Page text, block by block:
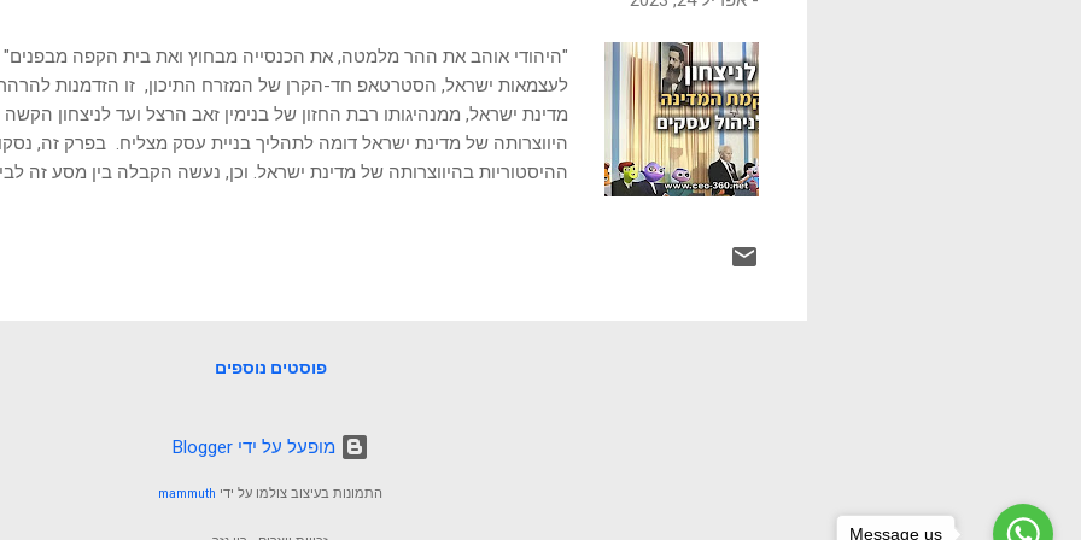
לעצמאות ישראל, הסטרטאפ חד-הקרן של המזרח התיכון, זו הזדמנות
מדינת ישראל, ממנהיגותו רבת החזון של בנימין זאב הרצל ועד לניצחון
היווצרותה של מדינת ישראל דומה לתהליך בניית עסק מצליח. בפרק זה,
ההיסטוריות בהיווצרותה של מדינת ישראל. וכן, נעשה הקבלה בין מסע זה
פוסטים נוספים
‏מופעל על ידי Blogger
התמונות בעיצוב צולמו על ידי mammuth
Message us